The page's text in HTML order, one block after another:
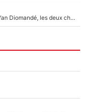
Antoine Griezmann et N'Golo Kanté : Comme Yan Diomandé, les deux champions du monde ont refusé de signer au PSG !